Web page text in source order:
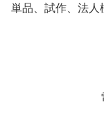
単品、試作、法